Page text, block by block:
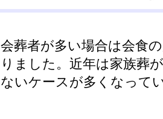
会葬者が多い場合は会食
りました。近年は家族葬
ないケースが多くなって